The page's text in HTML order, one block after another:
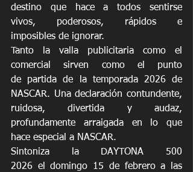
destino que hace a todos sentirse
vivos, poderosos, rápidos e
imposibles de ignorar.
Tanto la valla publicitaria como el
comercial sirven como el punto
de partida de la temporada 2026 de
NASCAR. Una declaración contundente,
ruidosa, divertida y audaz,
profundamente arraigada en lo que
hace especial a NASCAR.
Sintoniza la DAYTONA 500
2026 el domingo 15 de febrero a las